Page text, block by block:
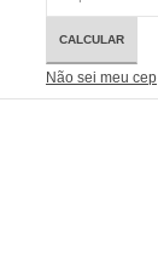
CALCULAR
Não sei meu cep